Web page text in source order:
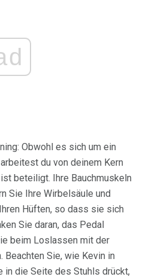
Obwohl es sich um ein
du von deinem Kern
beteiligt. Ihre Bauchmuskeln
Sie Ihre Wirbelsäule und
Hüften, so dass sie sich
Sie daran, das Pedal
beim Loslassen mit der
Beachten Sie, wie Kevin in
in die Seite des Stuhls drückt,